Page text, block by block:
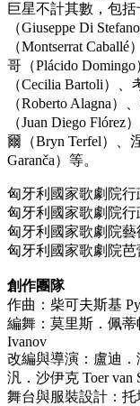
巨星不計其數，包括
（Giuseppe Di
（Montserrat
哥（Plácido
（Cecilia Bartoli）
（Roberto Alagna）
（Juan Diego
爾（Bryn Terfel）、
Garanča）等。
匈牙利國家歌劇院行
匈牙利國家歌劇院行
匈牙利國家歌劇院藝
匈牙利國家歌劇院芭
創作團隊
作曲：柴可夫斯基
編舞：莫里斯．佩蒂
Ivanov
改編與導演：盧迪．
汎．沙伊克 Toer van
舞台與服裝設計：托